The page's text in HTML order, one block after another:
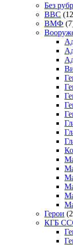
Без
ВВС
ВМФ
Герои
КГБ